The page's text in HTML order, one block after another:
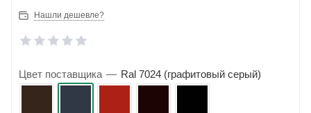
Нашли дешевле?
Цвет поставщика — Ral 7024 (графитовый серый)